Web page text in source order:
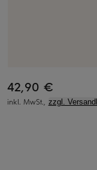
42,90 €
inkl. MwSt., zzgl.